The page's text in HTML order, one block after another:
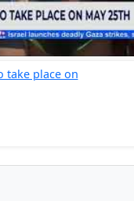
take place on